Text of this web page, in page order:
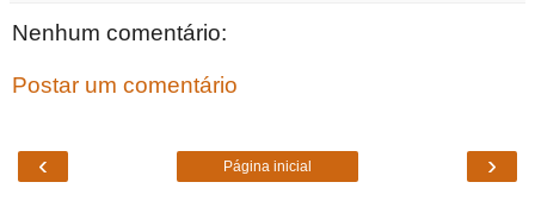
Nenhum comentário:
Postar um comentário
‹ ›
Página inicial